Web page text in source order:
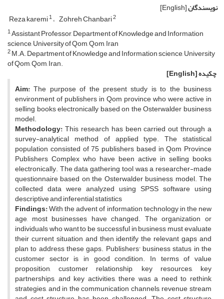
نویسندگان[English]
Reza karemi1 Zohreh Chanbari2
1Assistant Professor, Department of Knowledge and Information
science, University of Qom, Qom, Iran
2M.A. Department of Knowledge and Information science, University
of Qom, Qom, Iran.
چکیده[English]
Aim: The purpose of the present study is to the business
environment of publishers in Qom province who were active in
selling books electronically based on the Osterwalder business
model.
Methodology:This research has been carried out through a
survey-analytical method of applied type. The statistical
population consisted of 75 publishers based in Qom Province
Publishers Complex who have been active in selling books
electronically. The data gathering tool was a researcher-made
questionnaire based on the Osterwalder business model. The
collected data were analyzed using SPSS software using
descriptive and inferential statistics
Findings:With the advent of information technology in the new
age, most businesses have changed. The organization or
individuals who want to be successful in business must evaluate
their current situation and then identify the relevant gaps and
plan to address these gaps. Publishers' business status in the
customer sector is in good condition. In terms of value
proposition, customer relationship, key resources, key
partnerships, and key activities, there was a need to rethink
strategies, and in the communication channels, revenue stream